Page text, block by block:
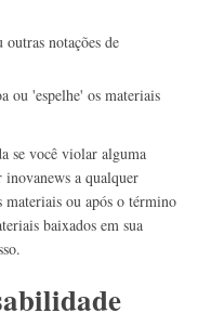
notações de
ou 'espelhe' os materiais
se você violar alguma
inovanews a qualquer
materiais ou após o término
baixados em sua